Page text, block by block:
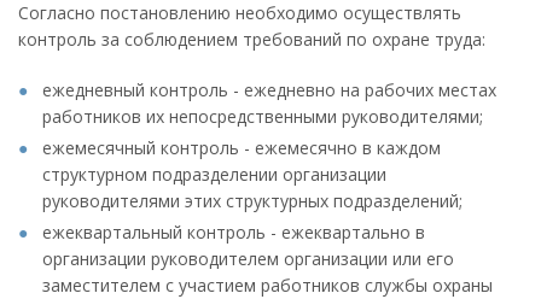
Согласно постановлению необходимо осуществлять
контроль за соблюдением требований по охране труда:
ежедневный контроль - ежедневно на рабочих местах
работников их непосредственными руководителями;
ежемесячный контроль - ежемесячно в каждом
структурном подразделении организации
руководителями этих структурных подразделений;
ежеквартальный контроль - ежеквартально в
организации руководителем организации или его
заместителем с участием работников службы охраны